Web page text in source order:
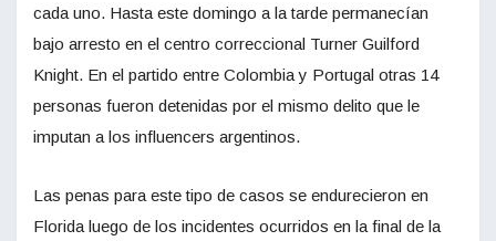
cada uno. Hasta este domingo a la tarde permanecían
bajo arresto en el centro correccional Turner Guilford
Knight. En el partido entre Colombia y Portugal otras 14
personas fueron detenidas por el mismo delito que le
imputan a los influencers argentinos.
Las penas para este tipo de casos se endurecieron en
Florida luego de los incidentes ocurridos en la final de la